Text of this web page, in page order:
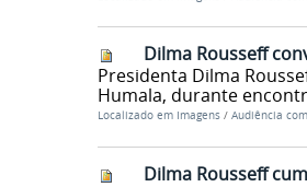
Dilma Rousseff
Presidenta Dilma
Humala, durante
Localizado em Imagens / Audiência
Dilma Rousseff